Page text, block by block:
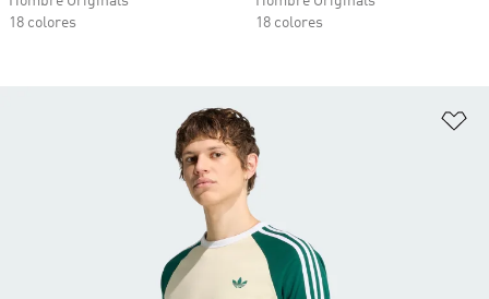
18 colores
18 colores